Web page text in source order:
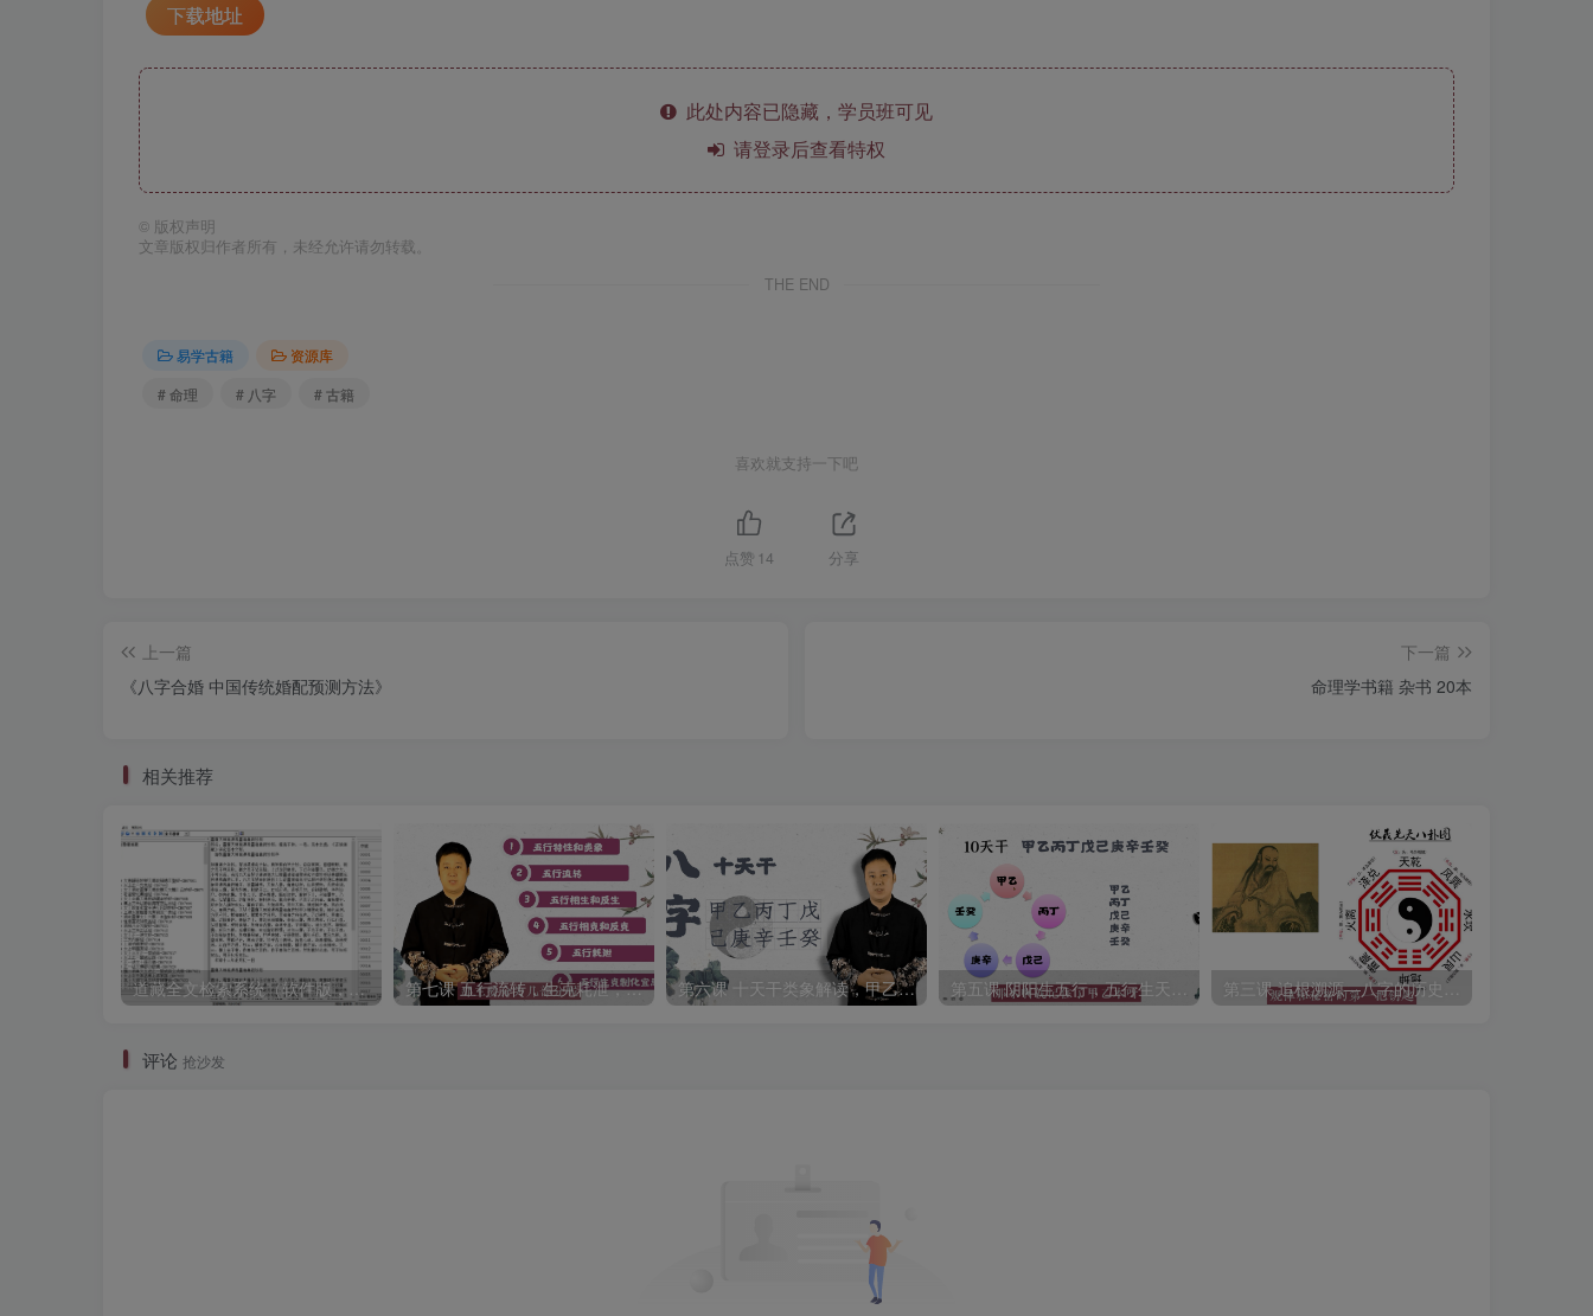
下载地址
此处内容已隐藏，学员班可见
请登录后查看特权
© 版权声明
文章版权归作者所有，未经允许请勿转载。
THE END
易学古籍
资源库
# 命理
# 八字 # 古籍
喜欢就支持一下吧
点赞 14 分享
上一篇
《八字合婚 中国传统婚配预测方法》
下一篇
命理学书籍 杂书 20本
相关推荐
道藏全文检索系统（软件版，包含符箓图文） 第七课 五行流转，生克耗泄，木火土金水五行关系 第六课 十天干类象解读，甲乙丙丁戊己庚辛壬癸 第三课 追根溯源—八字的历史渊源和八字门派
评论 抢沙发